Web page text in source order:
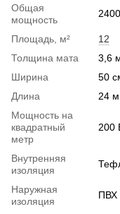
Общая
мощность
Площадь, м²
12
Толщина мата
3,6
Ширина
50
Длина
24 м
Мощность на
квадратный
метр
200
Внутренняя
изоляция
Наружная
изоляция
ПВХ